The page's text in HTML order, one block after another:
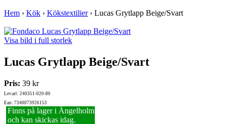
Hem › Kök › Kökstextilier› Lucas Grytlapp Beige/Svart
Visa bild i full storlek
Lucas Grytlapp Beige/Svart
Pris: 39 kr
Lev.art: 240351-020-80
Ean: 7340073926153
Finns på lager i Ängelholm
och kan skickas idag.